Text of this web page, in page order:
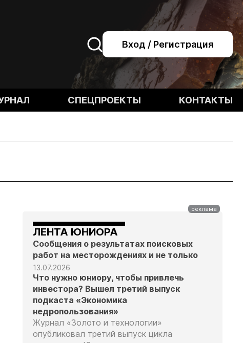
Вход / Регистрация
СПЕЦПРОЕКТЫ КОНТАКТЫ
ЛЕНТА ЮНИОРА
Сообщения о результатах поисковых
работ на месторождениях и не только
13.07.2026
Что нужно юниору, чтобы привлечь
инвестора? Вышел третий выпуск
подкаста «Экономика
недропользования»
Журнал «Золото и технологии»
опубликовал третий выпуск цикла